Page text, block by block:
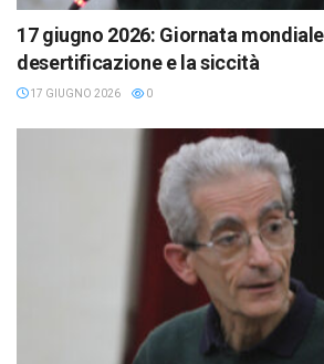
17 giugno 2026: Giornata
desertificazione e la siccità
17 GIUGNO 2026 0